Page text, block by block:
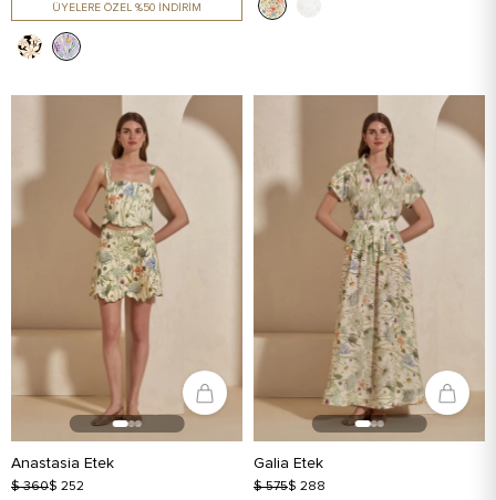
ÜYELERE ÖZEL %50 İNDİRİM
Anastasia Etek
$ 360$ 252
Galia Etek
$ 575$ 288